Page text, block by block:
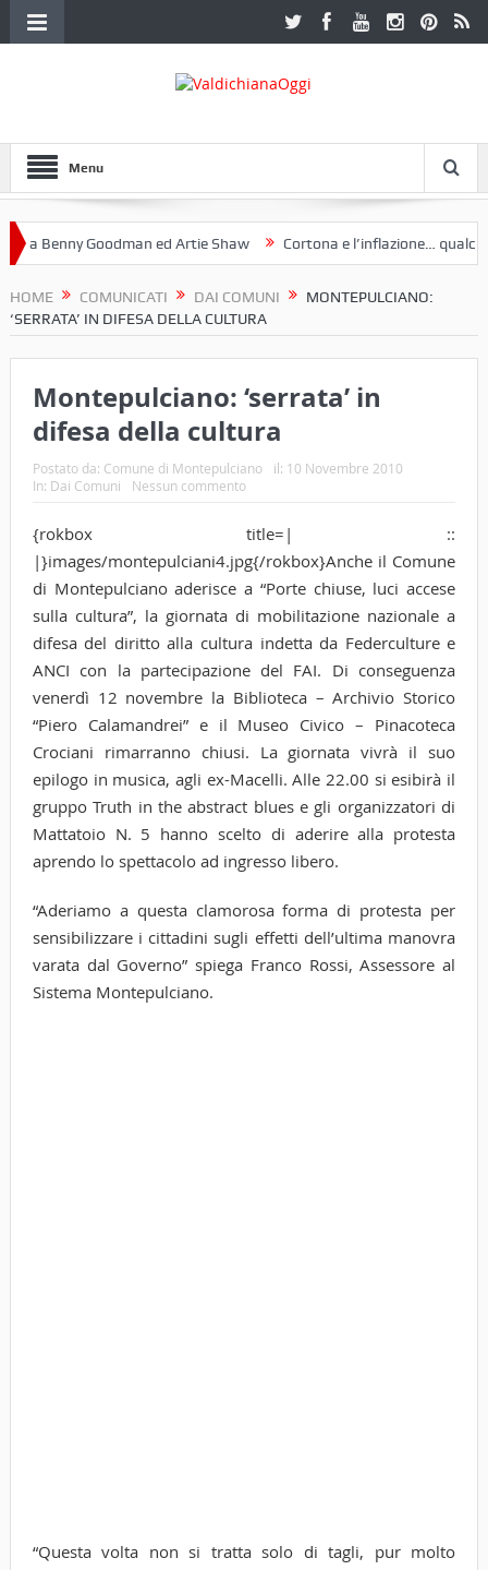
Menu
Benny Goodman ed Artie Shaw Cortona e l’inflazione… qualche
HOME COMUNICATI DAI COMUNI
MONTEPULCIANO:
‘SERRATA’ IN DIFESA DELLA CULTURA
Montepulciano: ‘serrata’ in
difesa della cultura
Postato da: Comune di Montepulciano il: 10 Novembre 2010
In: Dai Comuni Nessun commento
{rokbox title=| ::
|}images/montepulciani4.jpg{/rokbox}Anche il Comune
di Montepulciano aderisce a “Porte chiuse, luci accese
sulla cultura”, la giornata di mobilitazione nazionale a
difesa del diritto alla cultura indetta da Federculture e
ANCI con la partecipazione del FAI. Di conseguenza
venerdì 12 novembre la Biblioteca – Archivio Storico
“Piero Calamandrei” e il Museo Civico – Pinacoteca
Crociani rimarranno chiusi. La giornata vivrà il suo
epilogo in musica, agli ex-Macelli. Alle 22.00 si esibirà il
gruppo Truth in the abstract blues e gli organizzatori di
Mattatoio N. 5 hanno scelto di aderire alla protesta
aprendo lo spettacolo ad ingresso libero.
“Aderiamo a questa clamorosa forma di protesta per
sensibilizzare i cittadini sugli effetti dell’ultima manovra
varata dal Governo” spiega Franco Rossi, Assessore al
Sistema Montepulciano.
“Questa volta non si tratta solo di tagli, pur molto